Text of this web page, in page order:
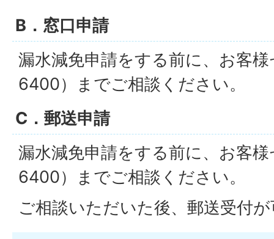
B．窓口申請
漏水減免申請をする前に、お客
6400）までご相談ください。
C．郵送申請
漏水減免申請をする前に、お客
6400）までご相談ください。
ご相談いただいた後、郵送受付